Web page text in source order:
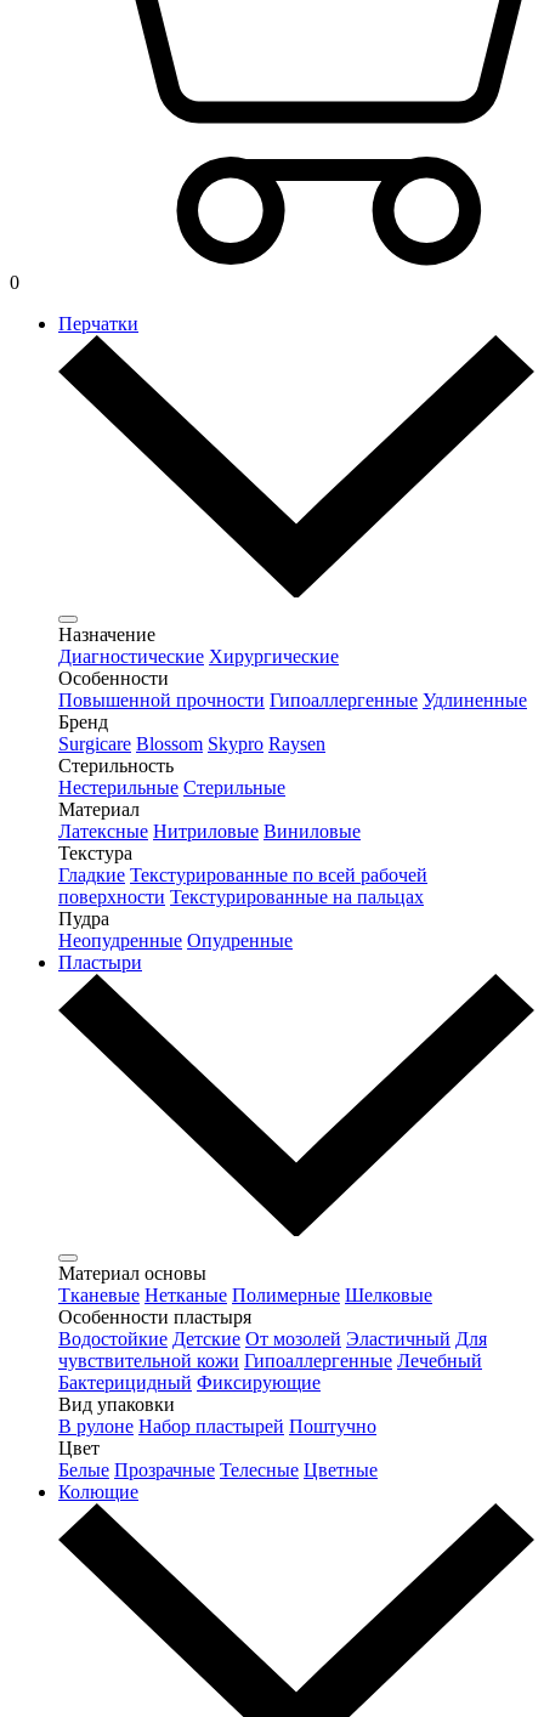
0
Перчатки
Назначение
Диагностические Хирургические
Особенности
Повышенной прочности Гипоаллергенные Удлиненные
Бренд
Surgicare Blossom Skypro Raysen
Стерильность
Нестерильные Стерильные
Материал
Латексные Нитриловые Виниловые
Текстура
Гладкие Текстурированные по всей рабочей
поверхности Текстурированные на пальцах
Пудра
Неопудренные Опудренные
Пластыри
Материал основы
Тканевые Нетканые Полимерные Шелковые
Особенности пластыря
Водостойкие Детские От мозолей Эластичный Для
чувствительной кожи Гипоаллергенные Лечебный
Бактерицидный Фиксирующие
Вид упаковки
В рулоне Набор пластырей Поштучно
Цвет
Белые Прозрачные Телесные Цветные
Колющие